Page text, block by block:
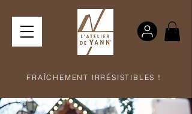
FRAÎCHEMENT IRRÉSISTIBLES !